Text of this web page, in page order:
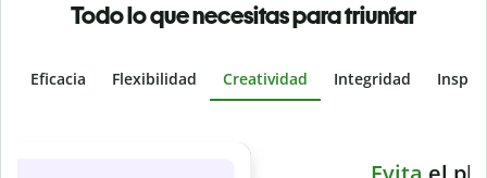
Todo lo que necesitas para triunfar
Eficacia Flexibilidad Creatividad Integridad